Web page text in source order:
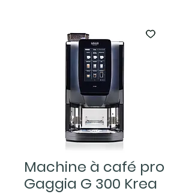
Machine à café pro
Gaggia G 300 Krea